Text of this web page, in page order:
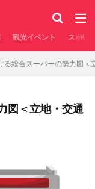
観光イベント スポー
る総合スーパーの勢力図＜
図＜立地・交通